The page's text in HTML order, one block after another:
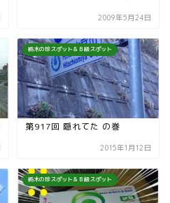
2009年5月24日
栃木の珍スポット＆Ｂ級スポット
第917回 隠れてた の巻
2015年1月12日
栃木の珍スポット＆Ｂ級スポット